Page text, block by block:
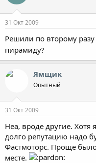
технического
осуществить слесарный
воспользоваться
Кроме всего выше
Лиговский Вы можете
при желании сдать свой
Агис-Трейд или Хонда
31 Окт 2009
Решили по второму
пирамиду?
Ямщик
Опытный
31 Окт 2009
Неа, вроде другие.
долго репутацию надо
Фастмоторс. Проще
месте.